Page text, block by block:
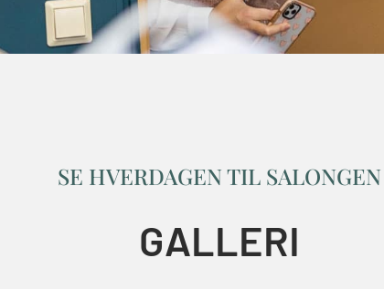
SE HVERDAGEN TIL SALONGEN
GALLERI